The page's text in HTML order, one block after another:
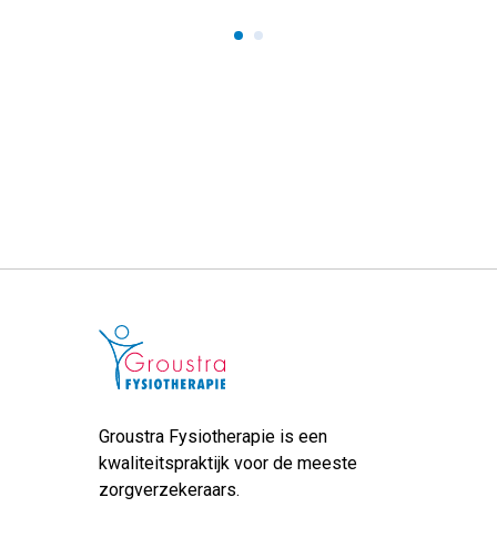
Groustra Fysiotherapie is een
kwaliteitspraktijk voor de meeste
zorgverzekeraars.